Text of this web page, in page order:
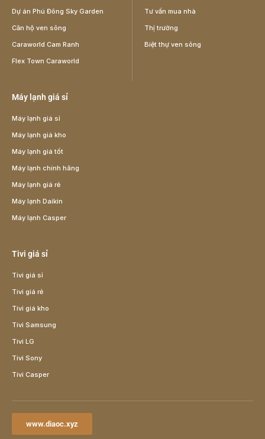
Dự án Phú Đông Sky Garden
Căn hộ ven sông
Caraworld Cam Ranh
Flex Town Caraworld
Tư vấn mua nhà
Thị trường
Biệt thự ven sông
Máy lạnh giá sỉ
Máy lạnh giá sỉ
Máy lạnh giá kho
Máy lạnh giá tốt
Máy lạnh chính hãng
Máy lạnh giá rẻ
Máy lạnh Daikin
Máy lạnh Casper
Tivi giá sỉ
Tivi giá sỉ
Tivi giá rẻ
Tivi giá kho
Tivi Samsung
Tivi LG
Tivi Sony
Tivi Casper
www.diaoc.xyz